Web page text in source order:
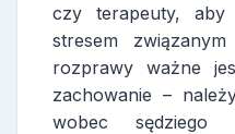
czy terapeuty,
stresem
rozprawy ważne
zachowanie –
wobec